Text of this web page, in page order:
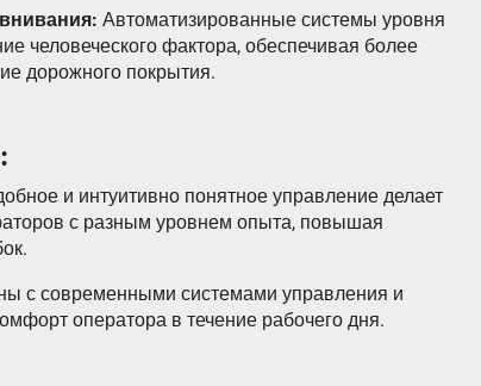
Автоматизированные системы уровня
человеческого фактора, обеспечивая более
дорожного покрытия.
и интуитивно понятное управление делает
с разным уровнем опыта, повышая
с современными системами управления и
оператора в течение рабочего дня.